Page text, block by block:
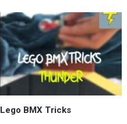
Lego BMX Tricks